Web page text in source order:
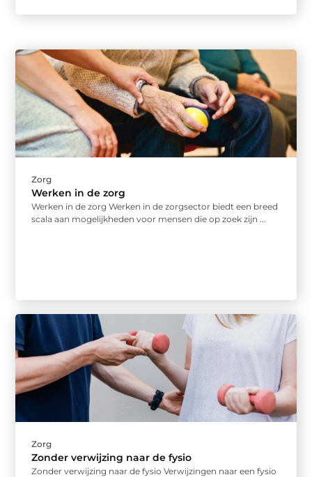
Zorg
Werken in de zorg
Werken in de zorg Werken in de zorgsector biedt een breed
scala aan mogelijkheden voor mensen die op zoek zijn ...
Zorg
Zonder verwijzing naar de fysio
Zonder verwijzing naar de fysio Verwijzingen naar een fysio